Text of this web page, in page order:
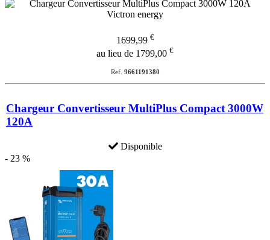
1699,99 €
au lieu de 1799,00 €
Ref. 9661191380
Chargeur Convertisseur MultiPlus Compact 3000W
120A
Disponible
- 23 %